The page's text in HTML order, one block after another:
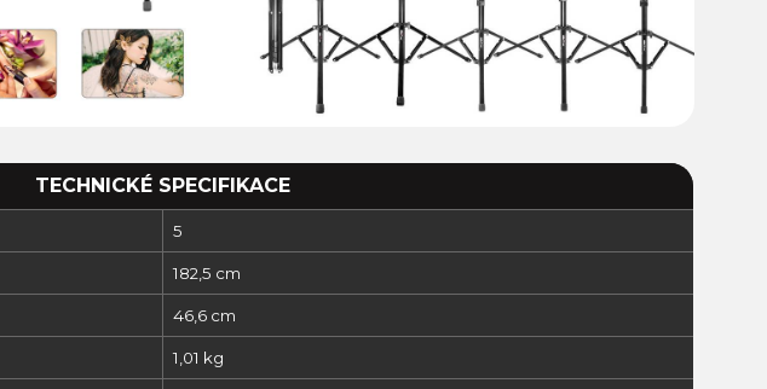
TECHNICKÉ SPECIFIKACE
5
182,5 cm
46,6 cm
1,01 kg